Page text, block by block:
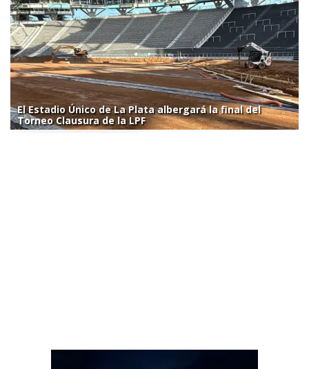
El Estadio Único de La Plata albergará la final del
Torneo Clausura de la LPF